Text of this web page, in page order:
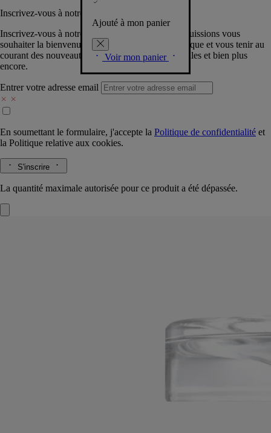
Ajouté à mon panier
Voir mon panier
Inscrivez-vous à notre Newsletter
Inscrivez-vous à notre newsletter pour que nous puissions vous
souhaiter la bienvenue dans la communauté Diptyque et vous tenir au
courant des nouveautés, événements, offres spéciales et bien plus
encore.
Entrer votre adresse email
En soumettant le formulaire, j'accepte la Politique de confidentialité et
la Politique relative aux cookies.
S'inscrire
La quantité maximale autorisée pour ce produit a été dépassée.
Comme un instant suspendu. À travers les volutes de ce sablier se
diffuse le parfum des rosiers débordant de fleurs au mois de mai.